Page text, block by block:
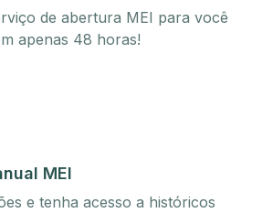
de abertura MEI para você
apenas 48 horas!
MEI
e tenha acesso a históricos